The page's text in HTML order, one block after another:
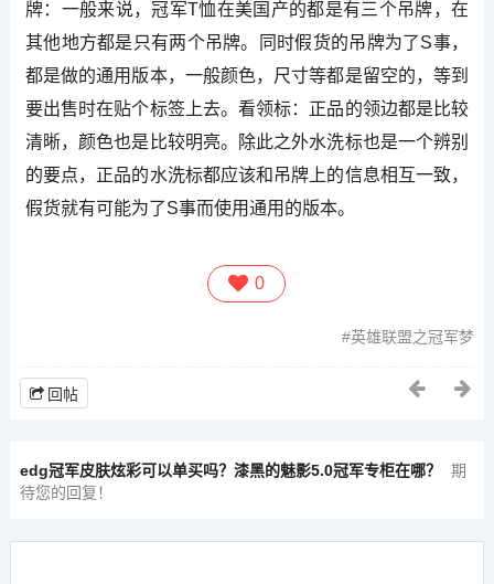
牌：一般来说，冠军T恤在美国产的都是有三个吊牌，在
其他地方都是只有两个吊牌。同时假货的吊牌为了S事，
都是做的通用版本，一般颜色，尺寸等都是留空的，等到
要出售时在贴个标签上去。看领标：正品的领边都是比较
清晰，颜色也是比较明亮。除此之外水洗标也是一个辨别
的要点，正品的水洗标都应该和吊牌上的信息相互一致，
假货就有可能为了S事而使用通用的版本。
0
英雄联盟之冠军梦
回帖
edg冠军皮肤炫彩可以单买吗？漆黑的魅影5.0冠军专柜在哪？
期
待您的回复！